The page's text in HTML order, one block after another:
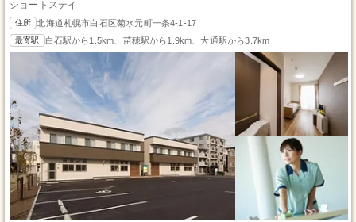
ショートステイ
住所 北海道札幌市白石区菊水元町一条4-1-17
最寄駅 白石駅から1.5km、苗穂駅から1.9km、大通駅から3.7km